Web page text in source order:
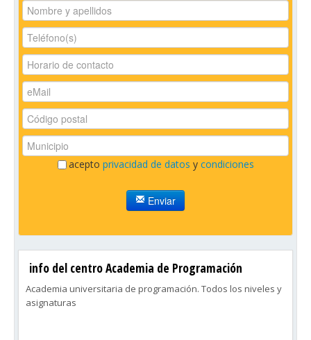
acepto privacidad de datos y condiciones
Enviar
info del centro Academia de Programación
Academia universitaria de programación. Todos los niveles y
asignaturas